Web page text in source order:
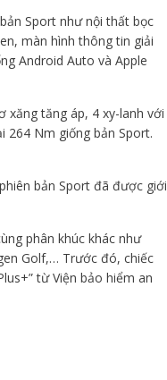
Sport như nội thất bọc
màn hình thông tin giải
Android Auto và Apple
xăng tăng áp, 4 xy-lanh với
264 Nm giống bản Sport.
bản Sport đã được giới
phân khúc khác như
Golf,… Trước đó, chiếc
từ Viện bảo hiểm an